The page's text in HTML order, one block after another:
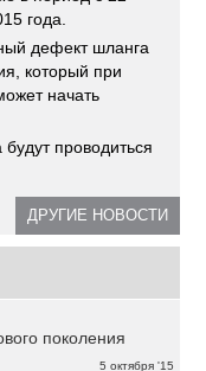
года.
дефект шланга
который при
начать
проводиться
ДРУГИЕ НОВОСТИ
5 октября '15
поколения